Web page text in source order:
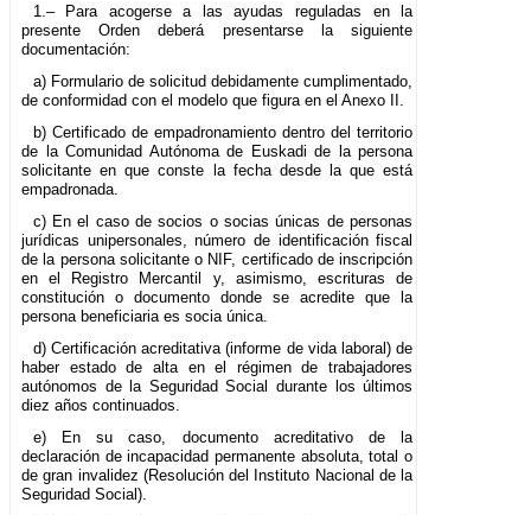
1.– Para acogerse a las ayudas reguladas en la
presente Orden deberá presentarse la siguiente
documentación:
a) Formulario de solicitud debidamente cumplimentado,
de conformidad con el modelo que figura en el Anexo II.
b) Certificado de empadronamiento dentro del territorio
de la Comunidad Autónoma de Euskadi de la persona
solicitante en que conste la fecha desde la que está
empadronada.
c) En el caso de socios o socias únicas de personas
jurídicas unipersonales, número de identificación fiscal
de la persona solicitante o NIF, certificado de inscripción
en el Registro Mercantil y, asimismo, escrituras de
constitución o documento donde se acredite que la
persona beneficiaria es socia única.
d) Certificación acreditativa (informe de vida laboral) de
haber estado de alta en el régimen de trabajadores
autónomos de la Seguridad Social durante los últimos
diez años continuados.
e) En su caso, documento acreditativo de la
declaración de incapacidad permanente absoluta, total o
de gran invalidez (Resolución del Instituto Nacional de la
Seguridad Social).